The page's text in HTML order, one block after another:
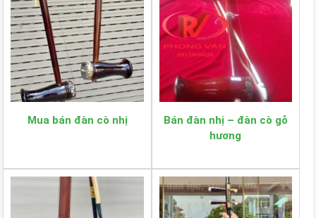
Mua bán đàn cò nhị
Bán đàn nhị – đàn cò gỗ
hương